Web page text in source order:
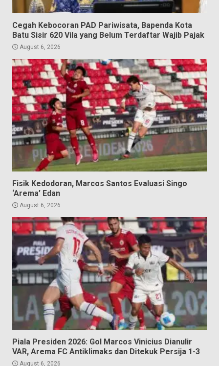
Cegah Kebocoran PAD Pariwisata, Bapenda Kota
Batu Sisir 620 Vila yang Belum Terdaftar Wajib Pajak
August 6, 2026
Fisik Kedodoran, Marcos Santos Evaluasi Singo
‘Arema’ Edan
August 6, 2026
Piala Presiden 2026: Gol Marcos Vinicius Dianulir
VAR, Arema FC Antiklimaks dan Ditekuk Persija 1-3
August 6, 2026